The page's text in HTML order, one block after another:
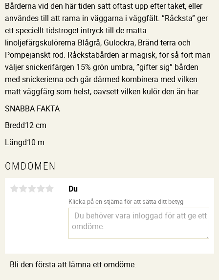
Bårderna vid den här tiden satt oftast upp efter taket, eller
användes till att rama in väggarna i väggfält. ”Råcksta” ger
ett speciellt tidstroget intryck till de matta
linoljefärgskulörerna Blågrå, Gulockra, Bränd terra och
Pompejanskt röd. Råckstabården är magisk, för så fort man
väljer snickerifärgen 15% grön umbra, ”gifter sig” bården
med snickerierna och går därmed kombinera med vilken
matt väggfärg som helst, oavsett vilken kulör den än har.
SNABBA FAKTA
Bredd12 cm
Längd10 m
OMDÖMEN
Du
Klicka på en stjärna för att sätta ditt betyg
Bli den första att lämna ett omdöme.